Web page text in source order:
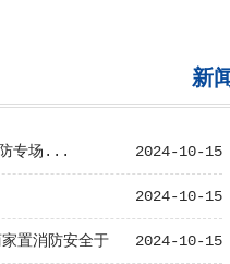
新
2024-10-15
防专场...
2024-10-15
2024-10-15
置消防安全于